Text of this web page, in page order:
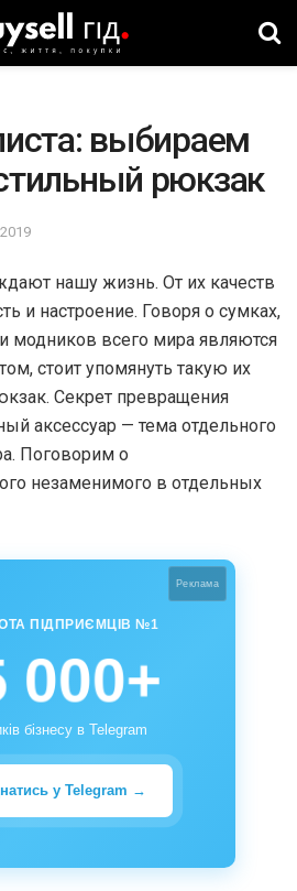
выбираем
рюкзак
нашу жизнь. От их качеств
и настроение. Говоря о сумках,
модников всего мира являются
стоит упомянуть такую их
Секрет превращения
аксессуар — тема отдельного
Поговорим о
незаменимого в отдельных
Реклама
ПІДПРИЄМЦІВ №1
000+
бізнесу в Telegram
у Telegram →